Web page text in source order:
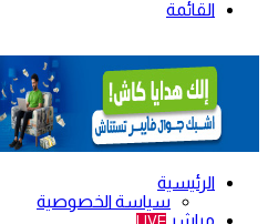
القائمة
الرئيسية
سياسة الخصوصية